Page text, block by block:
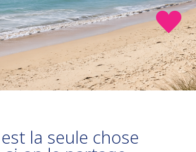
la seule chose